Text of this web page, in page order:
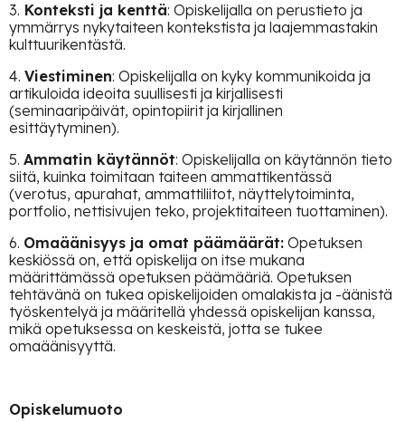
3. Konteksti ja kenttä: Opiskelijalla on perustieto ja
ymmärrys nykytaiteen kontekstista ja laajemmastakin
kulttuurikentästä.
4. Viestiminen: Opiskelijalla on kyky kommunikoida ja
artikuloida ideoita suullisesti ja kirjallisesti
(seminaaripäivät, opintopiirit ja kirjallinen
esittäytyminen).
5. Ammatin käytännöt: Opiskelijalla on käytännön tieto
siitä, kuinka toimitaan taiteen ammattikentässä
(verotus, apurahat, ammattiliitot, näyttelytoiminta,
portfolio, nettisivujen teko, projektitaiteen tuottaminen).
6. Omaäänisyys ja omat päämäärät: Opetuksen
keskiössä on, että opiskelija on itse mukana
määrittämässä opetuksen päämääriä. Opetuksen
tehtävänä on tukea opiskelijoiden omalakista ja -äänistä
työskentelyä ja määritellä yhdessä opiskelijan kanssa,
mikä opetuksessa on keskeistä, jotta se tukee
omaäänisyyttä.
Opiskelumuoto